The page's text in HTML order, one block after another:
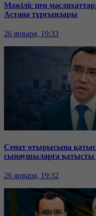
Мәжіліс пен
Астана тұрғындары
26 января, 19:33
Сенат отырысына
сынаушыларға қатысты
26 января, 19:32